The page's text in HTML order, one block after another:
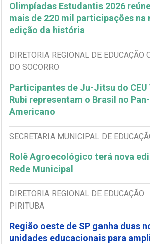
Olimpíadas Estudantis 2026
mais de 220 mil participações na
edição da história
DIRETORIA REGIONAL DE EDUCAÇÃO
DO SOCORRO
Participantes de Ju-Jitsu do CEU
Rubi representam o Brasil no Pan-
Americano
SECRETARIA MUNICIPAL DE
Rolê Agroecológico terá nova
Rede Municipal
DIRETORIA REGIONAL DE EDUCAÇÃO
PIRITUBA
Região oeste de SP ganha duas
unidades educacionais para